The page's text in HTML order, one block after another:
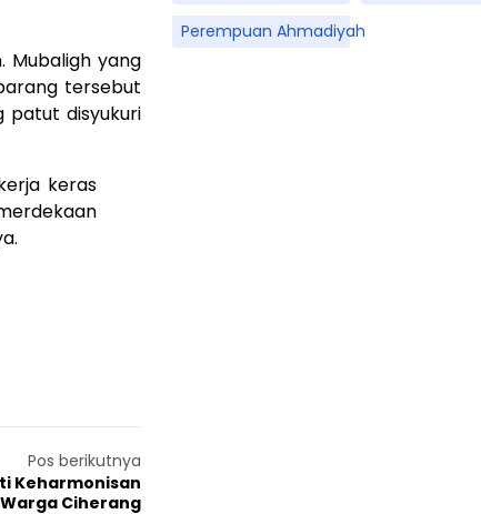
Mubaligh yang
tersebut
patut disyukuri
keras
Pos berikutnya
Keharmonisan
Ciherang
Perempuan Ahmadiyah